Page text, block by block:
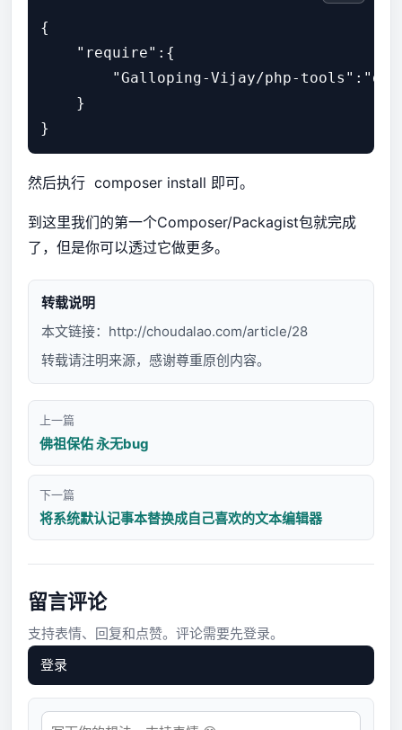
{
    "require":{
"Galloping-Vijay/php-tools":"dev-
    }
}
然后执行 composer install 即可。
到这里我们的第一个Composer/Packagist包就完成
了，但是你可以透过它做更多。
转载说明
本文链接： http://choudalao.com/article/28
转载请注明来源，感谢尊重原创内容。
上一篇
佛祖保佑 永无bug
下一篇
将系统默认记事本替换成自己喜欢的文本编辑器
留言评论
支持表情、回复和点赞。评论需要先登录。
登录